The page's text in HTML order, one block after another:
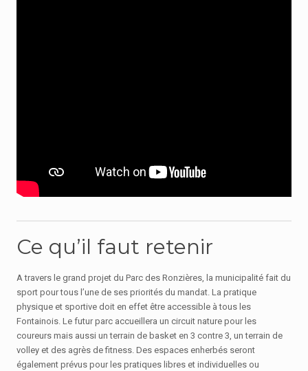
Ce qu’il faut retenir
A travers le grand projet du Parc des Ronzières, la municipalité fait du
sport pour tous l’une de ses priorités du mandat. La pratique
physique et sportive doit en effet être accessible à tous les
Fontainois. Le futur parc accueillera un circuit nature pour les
coureurs mais aussi un terrain de basket en 3 contre 3, un terrain de
volley et des agrès de fitness. Des espaces enherbés seront
également prévus pour les pratiques libres et individuelles ou